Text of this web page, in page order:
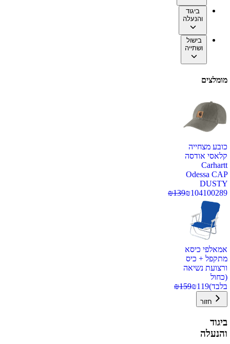
ביגוד
והנעלה
בישול
ושתייה
מומלצים
כובע מצחייה
קלאסי אודסה
Carhartt
Odessa CAP
DUSTY
100289
₪104
₪139
אמאלפי כיסא
מתקפל + כיס
ורצועת נשיאה
(כחול
בלבד)
₪119
₪159
חזור
ביגוד
והנעלה